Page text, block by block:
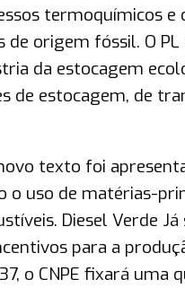
termoquímicos
origem fóssil. O
da estocagem
de estocagem, de
texto foi
o uso de matérias-
Diesel Verde
para a
o CNPE fixará uma